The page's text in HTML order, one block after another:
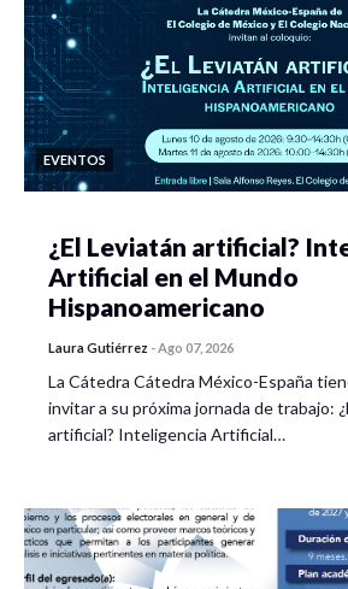
EVENTOS
¿El Leviatán artificial?
Artificial en el Mundo
Hispanoamericano
Laura Gutiérrez -Ago 07, 2026
La Cátedra Cátedra México-España
invitar a su próxima jornada de trabajo:
artificial? Inteligencia Artificial…